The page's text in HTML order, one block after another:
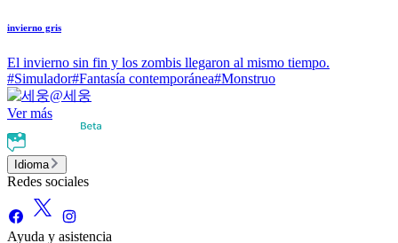
invierno gris
El invierno sin fin y los zombis llegaron al mismo tiempo.
#Simulador#Fantasía contemporánea#Monstruo
@세웅
Ver más
Idioma
Redes sociales
Ayuda y asistencia